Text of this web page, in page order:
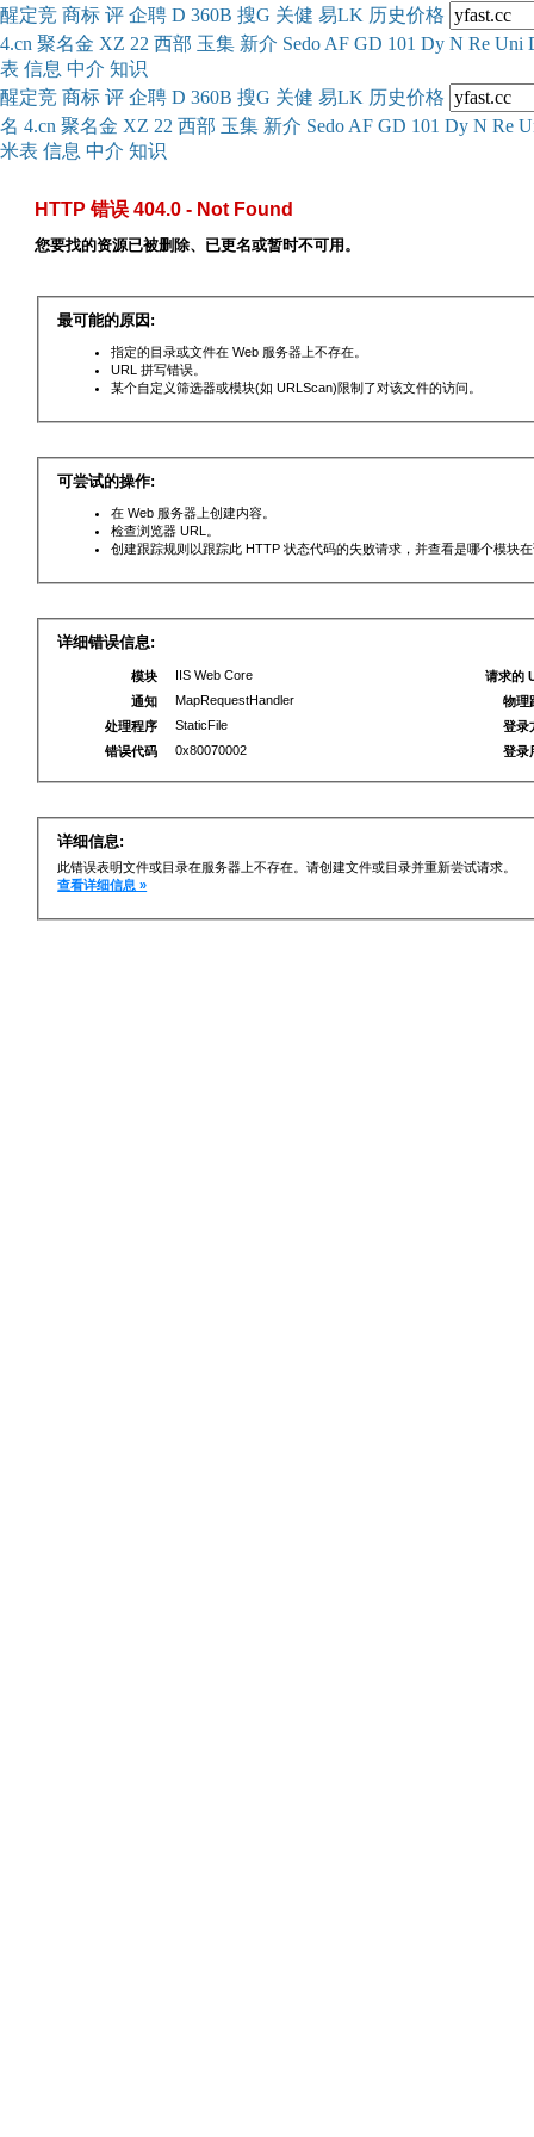
醒定竞 商标 评 企聘 D 360B 搜G 关健 易LK 历史价格
4.cn 聚名金 XZ 22 西部 玉集 新介 Sedo AF GD 101 Dy N Re Uni
表 信息 中介 知识